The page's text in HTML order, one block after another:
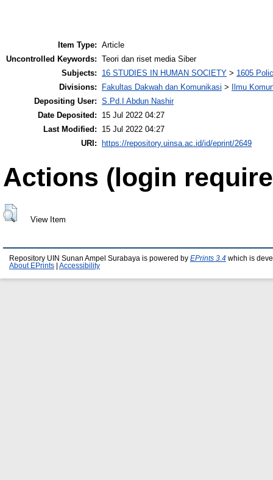
Item Type: Article
Uncontrolled Keywords: Teori dan riset media Siber
Subjects:
16 STUDIES IN HUMAN SOCIETY > 1605
Divisions:
Fakultas Dakwah dan Komunikasi >
Ilmu
Depositing User: S.Pd.I Abdun Nashir
Date Deposited:
15 Jul 2022 04:27
Last Modified:
15 Jul 2022 04:27
URI:
https://repository.uinsa.ac.id/id/eprint/2649
Actions (login
View Item
Repository UIN Sunan Ampel Surabaya is powered by EPrints 3.4 which is
About EPrints
Accessibility